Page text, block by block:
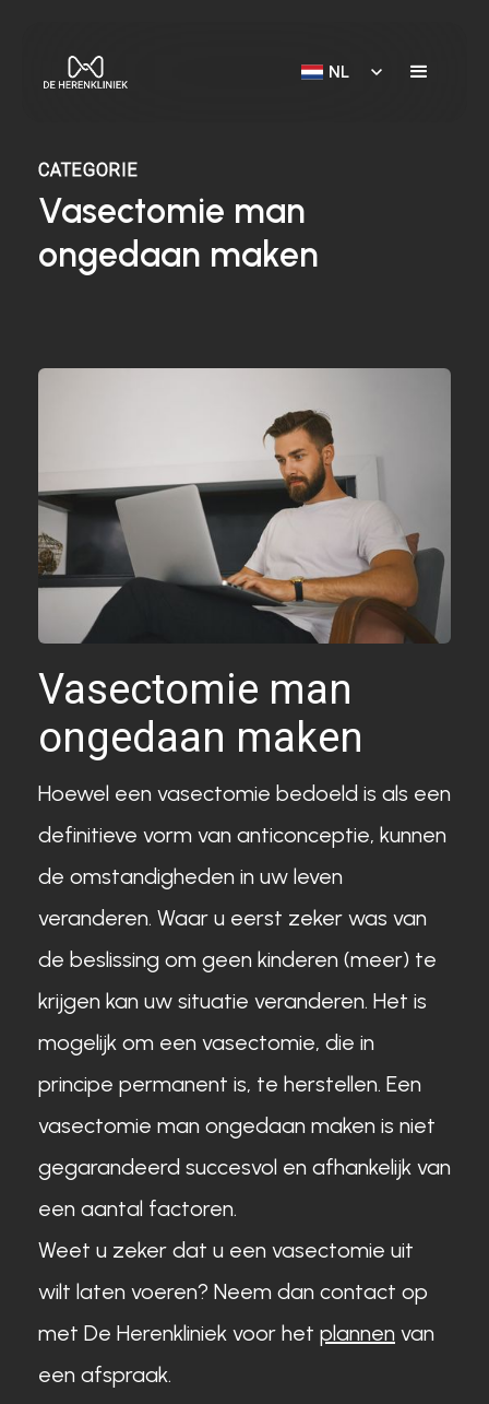
CATEGORIE
Vasectomie man
ongedaan maken
Vasectomie man
ongedaan maken
Hoewel een vasectomie bedoeld is als een
definitieve vorm van anticonceptie, kunnen
de omstandigheden in uw leven
veranderen. Waar u eerst zeker was van
de beslissing om geen kinderen (meer) te
krijgen kan uw situatie veranderen. Het is
mogelijk om een vasectomie, die in
principe permanent is, te herstellen. Een
vasectomie man ongedaan maken is niet
gegarandeerd succesvol en afhankelijk van
een aantal factoren.
Weet u zeker dat u een vasectomie uit
wilt laten voeren? Neem dan contact op
met De Herenkliniek voor het plannen van
een afspraak.
NL